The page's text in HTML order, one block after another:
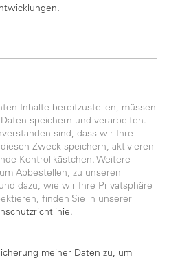
Inhalte bereitzustellen, müssen
speichern und verarbeiten.
sind, dass wir Ihre
Zweck speichern, aktivieren
Kontrollkästchen. Weitere
Abbestellen, zu unseren
dazu, wie wir Ihre Privatsphäre
finden Sie in unserer
.
meiner Daten zu, um